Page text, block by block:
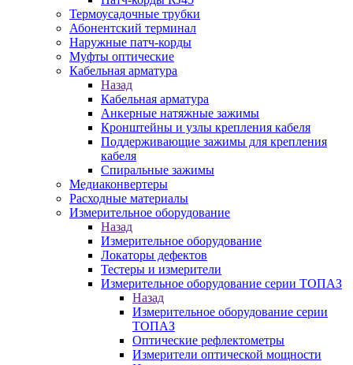
Термоусадочные трубки
Абонентский терминал
Наружные патч-корды
Муфты оптические
Кабельная арматура
Назад
Кабельная арматура
Анкерные натяжные зажимы
Кронштейны и узлы крепления кабеля
Поддерживающие зажимы для крепления
кабеля
Спиральные зажимы
Медиаконвертеры
Расходные материалы
Измерительное оборудование
Назад
Измерительное оборудование
Локаторы дефектов
Тестеры и измерители
Измерительное оборудование серии ТОПАЗ
Назад
Измерительное оборудование серии
ТОПАЗ
Оптические рефлектометры
Измерители оптической мощности